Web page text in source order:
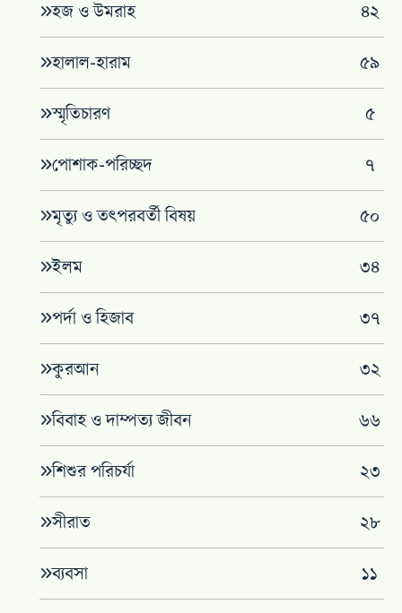
হজ ও উমরাহ ৪২
হালাল-হারাম ৫৯
স্মৃতিচারণ ৫
পোশাক-পরিচ্ছদ ৭
মৃত্যু ও তৎপরবর্তী বিষয় ৫০
ইলম ৩৪
পর্দা ও হিজাব ৩৭
কুরআন ৩২
বিবাহ ও দাম্পত্য জীবন ৬৬
শিশুর পরিচর্যা ২৩
সীরাত ২৮
ব্যবসা ১১